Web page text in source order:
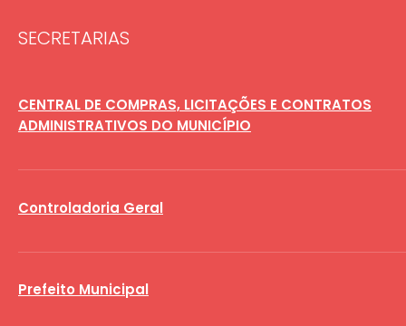
SECRETARIAS
CENTRAL DE COMPRAS, LICITAÇÕES E CONTRATOS
ADMINISTRATIVOS DO MUNICÍPIO
Controladoria Geral
Prefeito Municipal